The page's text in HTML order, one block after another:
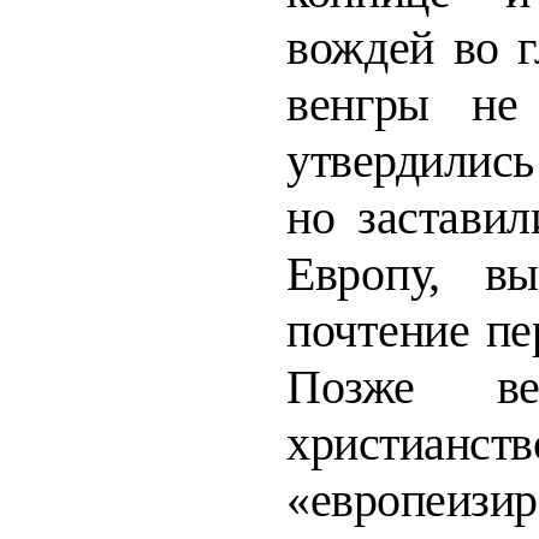
вождей во
венгрыне
но
Европу,
почтение
Позже